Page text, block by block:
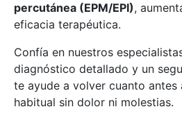
percutánea (EPM/EPI),
eficacia terapéutica.
Confía en nuestros
diagnóstico detallado y un
te ayude a volver cuanto antes
habitual sin dolor ni molestias.